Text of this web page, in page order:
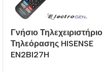
Γνήσιο Τηλεχειριστήριο
Τηλεόρασης HISENSE
EN2BI27H